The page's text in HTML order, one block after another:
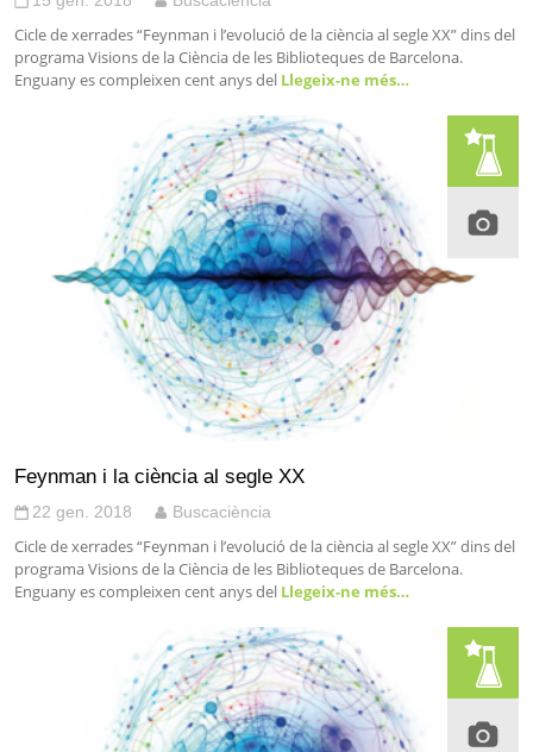
Cicle de xerrades “Feynman i l’evolució de la ciència al segle XX” dins del
programa Visions de la Ciència de les Biblioteques de Barcelona.
Enguany es compleixen cent anys del Llegeix-ne més…
Feynman i la ciència al segle XX
22 gen. 2018 Buscaciència
Cicle de xerrades “Feynman i l’evolució de la ciència al segle XX” dins del
programa Visions de la Ciència de les Biblioteques de Barcelona.
Enguany es compleixen cent anys del Llegeix-ne més…